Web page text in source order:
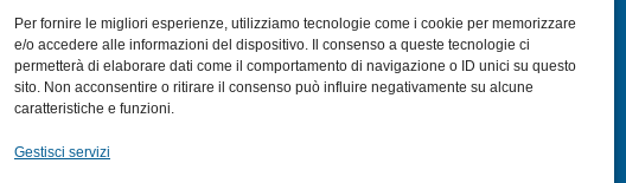
Per fornire le migliori esperienze, utilizziamo tecnologie come i cookie per memorizzare
e/o accedere alle informazioni del dispositivo. Il consenso a queste tecnologie ci
permetterà di elaborare dati come il comportamento di navigazione o ID unici su questo
sito. Non acconsentire o ritirare il consenso può influire negativamente su alcune
caratteristiche e funzioni.
Gestisci servizi
HOME
SHOP